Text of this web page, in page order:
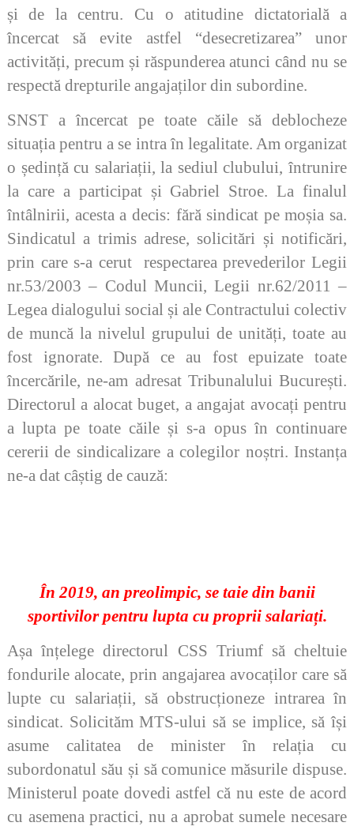
și de la centru. Cu o atitudine dictatorială a
încercat să evite astfel “desecretizarea” unor
activități, precum și răspunderea atunci când nu se
respectă drepturile angajaților din subordine.
SNST a încercat pe toate căile să deblocheze
situația pentru a se intra în legalitate. Am organizat
o ședință cu salariații, la sediul clubului, întrunire
la care a participat și Gabriel Stroe. La finalul
întâlnirii, acesta a decis: fără sindicat pe moșia sa.
Sindicatul a trimis adrese, solicitări și notificări,
prin care s-a cerut respectarea prevederilor Legii
nr.53/2003 – Codul Muncii, Legii nr.62/2011 –
Legea dialogului social și ale Contractului colectiv
de muncă la nivelul grupului de unități, toate au
fost ignorate. După ce au fost epuizate toate
încercările, ne-am adresat Tribunalului București.
Directorul a alocat buget, a angajat avocați pentru
a lupta pe toate căile și s-a opus în continuare
cererii de sindicalizare a colegilor noștri. Instanța
ne-a dat câștig de cauză:
În 2019, an preolimpic, se taie din banii
sportivilor pentru lupta cu proprii salariați.
Așa înțelege directorul CSS Triumf să cheltuie
fondurile alocate, prin angajarea avocaților care să
lupte cu salariații, să obstrucționeze intrarea în
sindicat. Solicităm MTS-ului să se implice, să își
asume calitatea de minister în relația cu
subordonatul său și să comunice măsurile dispuse.
Ministerul poate dovedi astfel că nu este de acord
cu asemena practici, nu a aprobat sumele necesare